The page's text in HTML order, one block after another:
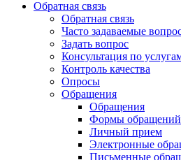
Обратная связь
Обратная связь
Часто задаваемые
Задать вопрос
Консультация по
Контроль качества
Опросы
Обращения
Обращения
Формы обращений
Личный прием
Электронные
Письменные